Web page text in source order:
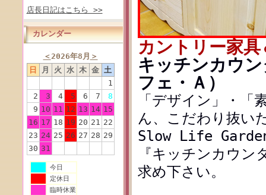
店長日記はこちら >>
カレンダー
＜2026年8月 ＞
日
月 火 水 木 金 土
1
2
3 4 5 6 7
8
9 10 11 12 13 14 15
16 17 18 19 20 21 22
23 24 25 26 27 28 29
30 31
今日
定休日
臨時休業
カントリー家
キッチンカウ
フェ・Ａ）
「デザイン」・「
ん、こだわり抜い
Slow Life Garden
『キッチンカウ
求め下さい。